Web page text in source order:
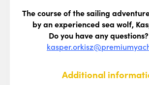
The course of the sailing
by an experienced sea wolf,
Do you have any
Additional